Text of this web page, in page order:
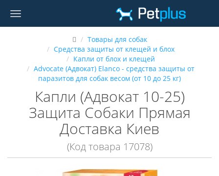
Товары для собак
Средства защиты от клещей и блох
Капли от блох и клещей
Advocate (Адвокат) Elanco - средства защиты от
паразитов для собак весом (от 10 до 25 кг)
Капли (Адвокат 10-25)
Защита Собаки Прямая
Доставка Киев
(Код товара 17078)